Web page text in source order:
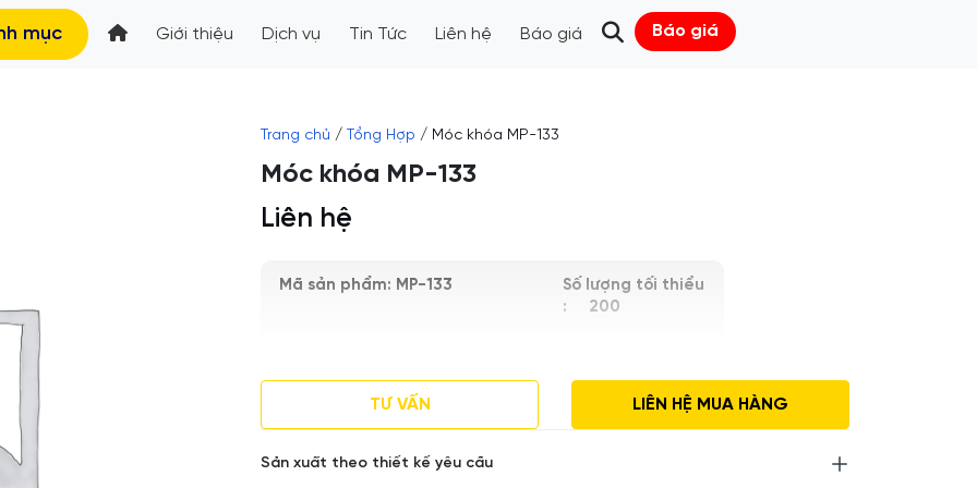
mục Giới thiệu Dịch vụ Tin Tức Liên hệ Báo giá Báo giá
Trang chủ / Tổng Hợp / Móc khóa MP-133
Móc khóa MP-133
Liên hệ
Mã sản phẩm: MP-133
Số lượng tối thiểu
: 200
kho :Liên hệ
Trọng lượng: 100gram
Điều kiện:
TƯ VẤN LIÊN HỆ MUA HÀNG
Sản xuất theo thiết kế yêu cầu